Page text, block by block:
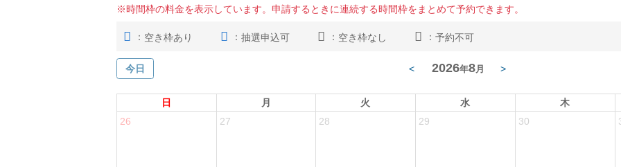
※時間枠の料金を表示しています。申請するときに連続する時間枠をまとめて予約できます。
： 空き枠あり ： 抽選申込可 ： 空き枠なし ： 予約不可
今日 < 2026年8 月 >
日 月 火 水 木
26
27 28 29 30